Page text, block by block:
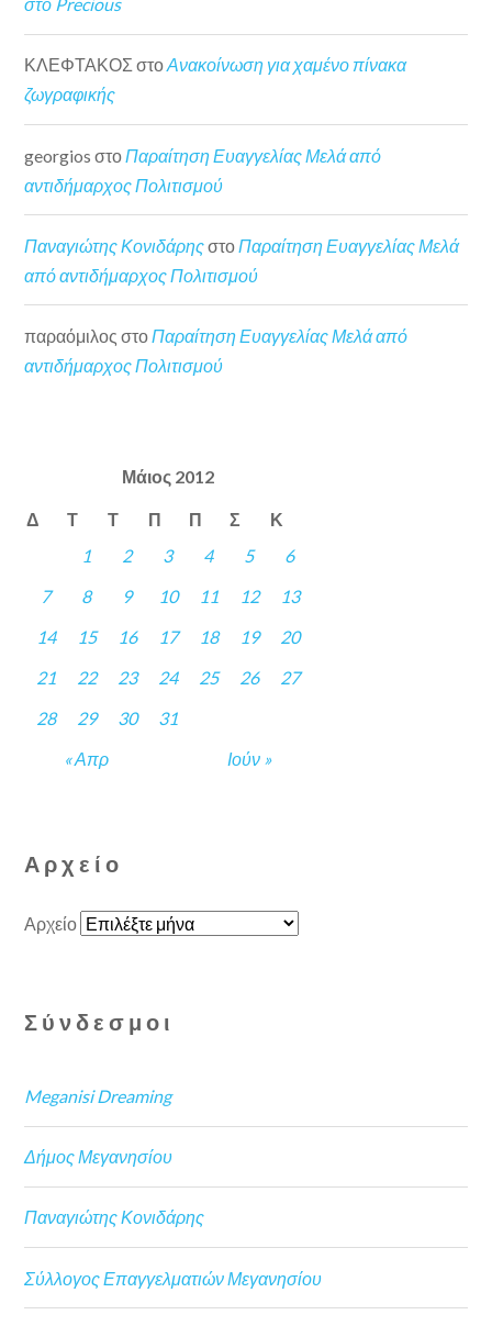
ΚΛΕΦΤΑΚΟΣ στοΑνακοίνωση για χαμένο πίνακα
ζωγραφικής
georgios στο Παραίτηση Ευαγγελίας Μελά από
αντιδήμαρχος Πολιτισμού
Παναγιώτης Κονιδάρηςστο Παραίτηση Ευαγγελίας Μελά
από αντιδήμαρχος Πολιτισμού
παραόμιλος στοΠαραίτηση Ευαγγελίας Μελά από
αντιδήμαρχος Πολιτισμού
Μάιος 2012
Δ Τ Τ Π Π Σ Κ
« Απρ Ιούν »
1 2 3 4 5
6
7
8 9 10 11 12
13
14
15 16 17 18 19
20
21
22 23 24 25 26
27
28
29 30 31
Αρχείο
Αρχείο
Σύνδεσμοι
Meganisi Dreaming
Δήμος Μεγανησίου
Παναγιώτης Κονιδάρης
Σύλλογος Επαγγελματιών Μεγανησίου